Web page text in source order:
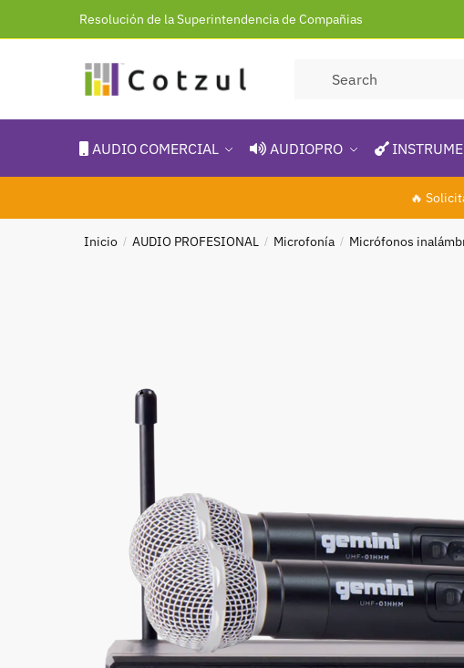
Resolución de la Superintendencia de Compañias
AUDIO COMERCIAL AUDIOPRO
🔥
Inicio / AUDIO PROFESIONAL / Microfonía / Micrófonos